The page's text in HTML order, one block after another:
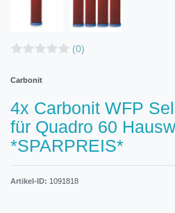
(0)
Carbonit
4x Carbonit WFP
für Quadro 60
*SPARPREIS*
Artikel-ID: 1091818